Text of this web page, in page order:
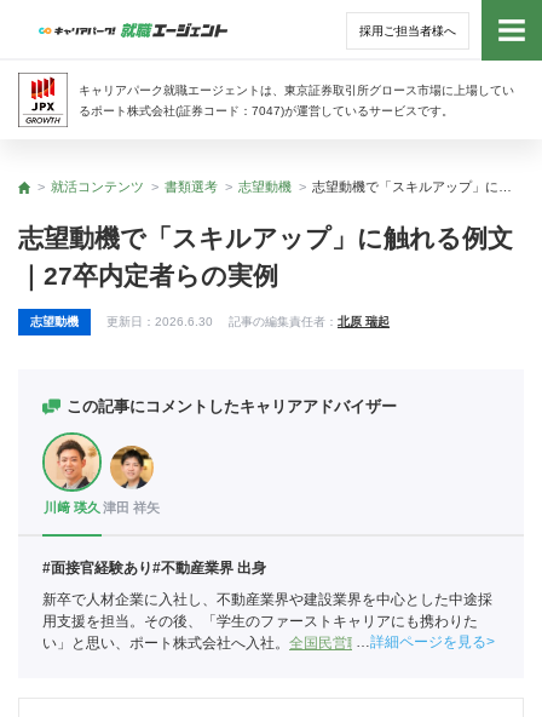
採用ご担当者様へ
キャリアパーク就職エージェントは、東京証券取引所グロース市場に上場してい
るポート株式会社(証券コード：7047)が運営しているサービスです。
トッ
トップ
就活コンテンツ 書類選考 志望動機
志望動機で「スキルアップ」に触れる例文
｜27卒内定者らの実例
志望動機 更新日： 2026.6.30 記事の編集責任者： 北原 瑞起
この記事にコメントしたキャリアアドバイザー
川﨑 瑛久 津田 祥矢
#面接官経験あり#不動産業界 出身
新卒で人材企業に入社し、不動産業界や建設業界を中心とした中途採
用支援を担当。その後、「学生のファーストキャリアにも携わりた
い」と思い、ポート株式会社へ入社。 全国民営職業紹介事業協会職業
詳細ページを見る